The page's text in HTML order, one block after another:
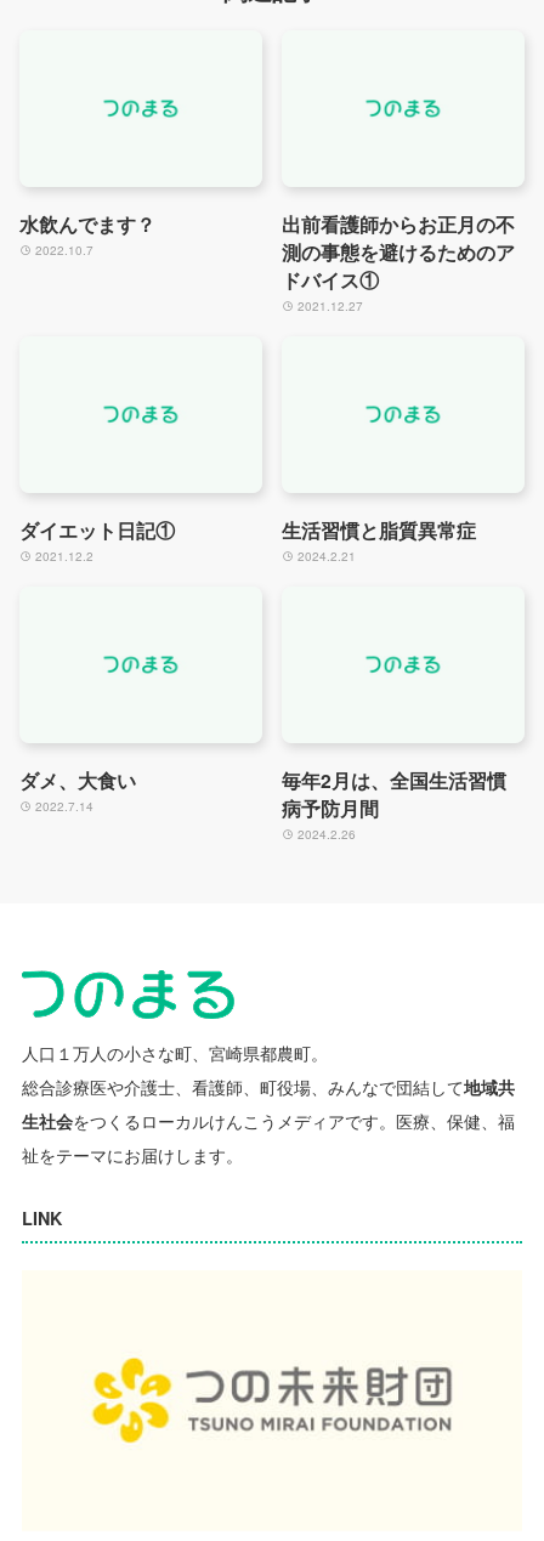
水飲んでます？
2022.10.7
出前看護師からお正月の不
測の事態を避けるためのア
ドバイス①
2021.12.27
ダイエット日記①
2021.12.2
生活習慣と脂質異常症
2024.2.21
ダメ、大食い
2022.7.14
毎年2月は、全国生活習慣
病予防月間
2024.2.26
人口１万人の小さな町、宮崎県都農町。
総合診療医や介護士、看護師、町役場、みんなで団結して地域共
生社会をつくるローカルけんこうメディアです。 医療、保健、福
祉をテーマにお届けします。
LINK